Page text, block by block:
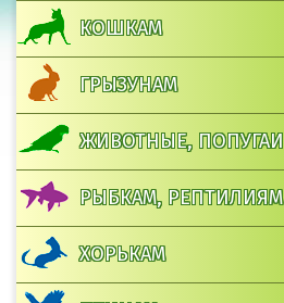
КОШКАМ
ГРЫЗУНАМ
ЖИВОТНЫЕ, ПОПУГАИ
РЫБКАМ, РЕПТИЛИЯМ
ХОРЬКАМ